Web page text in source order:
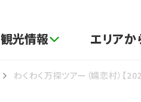
観光情報 エリアか
わくわく万探ツアー（嬬恋村）【